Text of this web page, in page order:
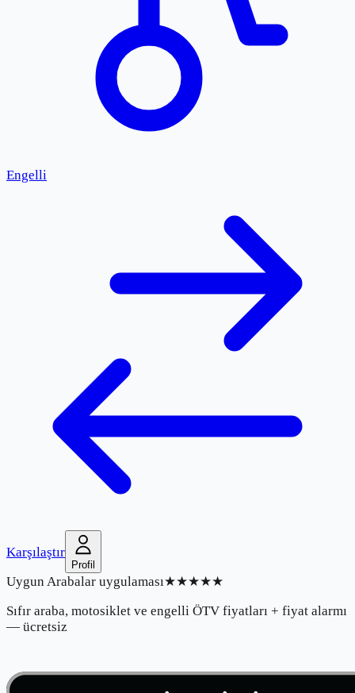
Engelli
Karşılaştır
Profil
Uygun Arabalar uygulaması★★★★★
Sıfır araba, motosiklet ve engelli ÖTV fiyatları + fiyat alarmı
— ücretsiz